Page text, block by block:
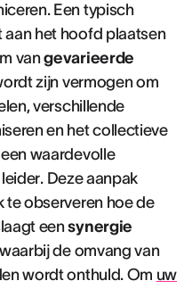
Een typisch
het hoofd plaatsen
vangevarieerde
zijn vermogen om
verschillende
en het collectieve
waardevolle
Deze aanpak
te observeren hoe de
eensynergie
de omvang van
wordt onthuld. Om uw